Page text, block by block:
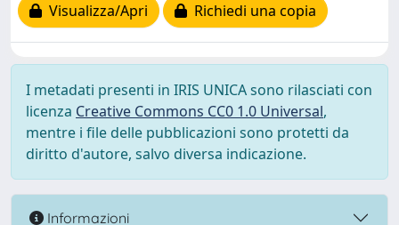
Visualizza/Apri
Richiedi una copia
I metadati presenti in IRIS UNICA sono rilasciati con
licenza Creative Commons CC0 1.0 Universal,
mentre i file delle pubblicazioni sono protetti da
diritto d'autore, salvo diversa indicazione.
Informazioni